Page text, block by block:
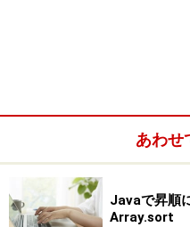
@Override
public void
String laf =
あわせ
Javaで昇順
Array.sort